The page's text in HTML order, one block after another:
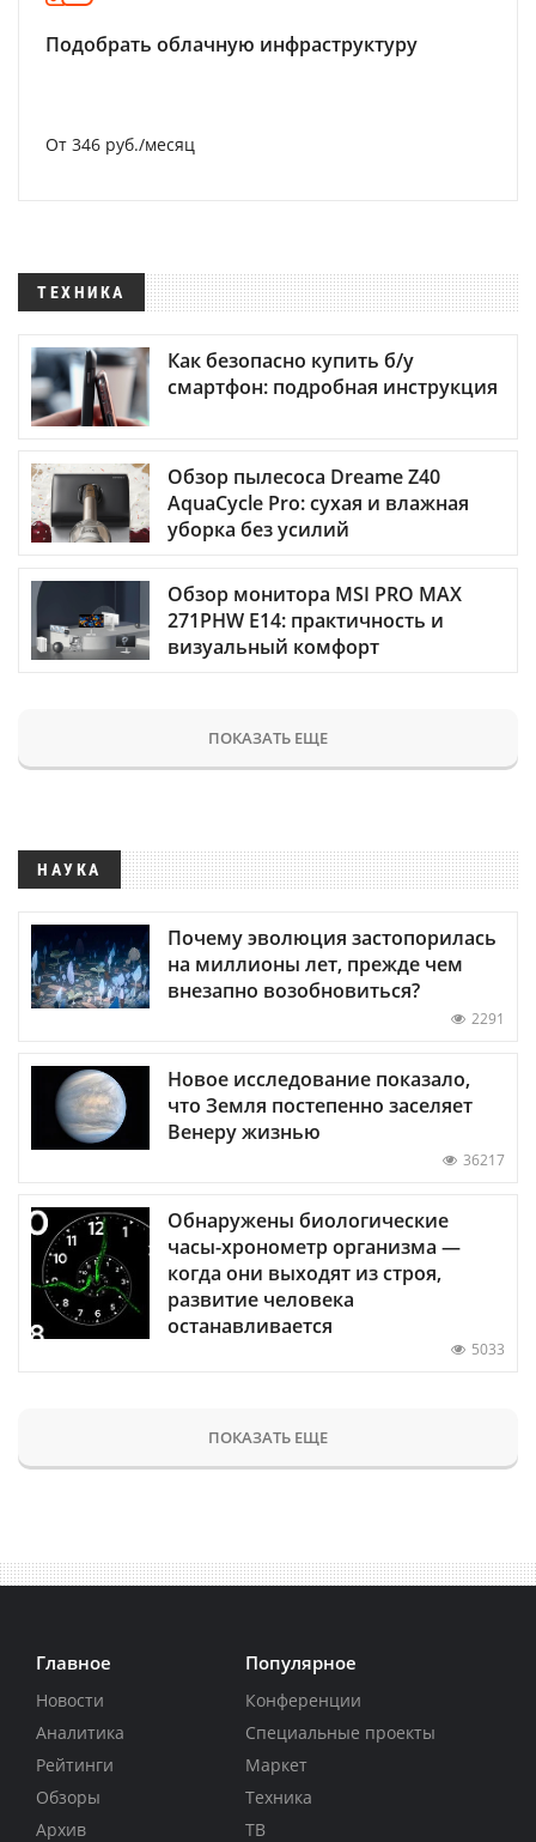
Подобрать облачную инфраструктуру
От 346 руб./месяц
ТЕХНИКА
Как безопасно купить б/у
смартфон: подробная инструкция
Обзор пылесоса Dreame Z40
AquaCycle Pro: сухая и влажная
уборка без усилий
Обзор монитора MSI PRO MAX
271PHW E14: практичность и
визуальный комфорт
ПОКАЗАТЬ ЕЩЕ
НАУКА
Почему эволюция застопорилась
на миллионы лет, прежде чем
внезапно возобновиться?
2291
Новое исследование показало,
что Земля постепенно заселяет
Венеру жизнью
36217
Обнаружены биологические
часы-хронометр организма —
когда они выходят из строя,
развитие человека
останавливается
5033
ПОКАЗАТЬ ЕЩЕ
Главное
Новости
Аналитика
Рейтинги
Обзоры
Архив
Популярное
Конференции
Специальные проекты
Маркет
Техника
ТВ